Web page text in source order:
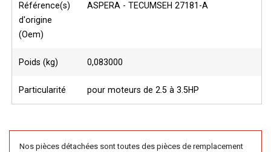
Référence(s)
d'origine
(Oem)
ASPERA - TECUMSEH 27181-A
Poids (kg) 0,083000
Particularité pour moteurs de 2.5 à 3.5HP
Nos pièces détachées sont toutes des pièces de remplacement